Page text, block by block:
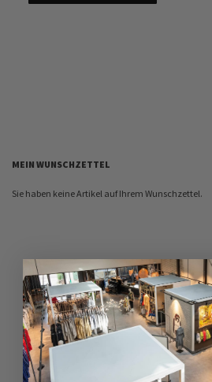
MEIN WUNSCHZETTEL
Sie haben keine Artikel auf Ihrem Wunschzettel.